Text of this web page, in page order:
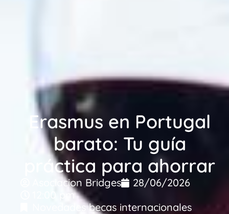
Erasmus en Portugal
barato: Tu guía
práctica para ahorrar
Asociacion Bridges
28/06/2026
12:00 pm
Novedades becas internacionales